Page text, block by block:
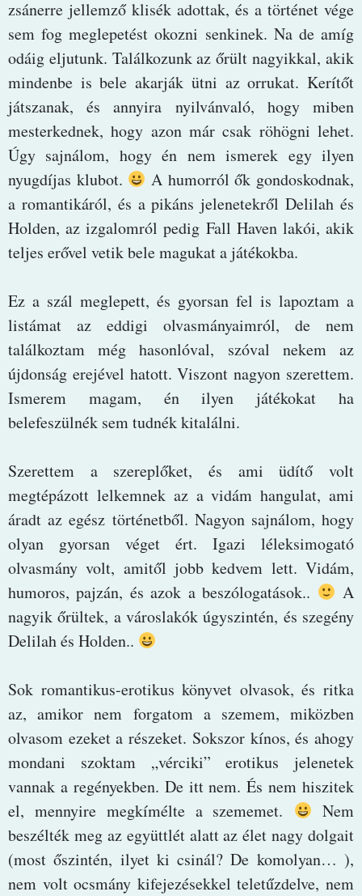
zsánerre jellemző klisék adottak, és a történet vége
sem fog meglepetést okozni senkinek. Na de amíg
odáig eljutunk. Találkozunk az őrült nagyikkal, akik
mindenbe is bele akarják ütni az orrukat. Kerítőt
játszanak, és annyira nyilvánvaló, hogy miben
mesterkednek, hogy azon már csak röhögni lehet.
Úgy sajnálom, hogy én nem ismerek egy ilyen
nyugdíjas klubot.
A humorról ők gondoskodnak,
a romantikáról, és a pikáns jelenetekről Delilah és
Holden, az izgalomról pedig Fall Haven lakói, akik
teljes erővel vetik bele magukat a játékokba.
Ez a szál meglepett, és gyorsan fel is lapoztam a
listámat az eddigi olvasmányaimról, de nem
találkoztam még hasonlóval, szóval nekem az
újdonság erejével hatott. Viszont nagyon szerettem.
Ismerem magam, én ilyen játékokat ha
belefeszülnék sem tudnék kitalálni.
Szerettem a szereplőket, és ami üdítő volt
megtépázott lelkemnek az a vidám hangulat, ami
áradt az egész történetből. Nagyon sajnálom, hogy
olyan gyorsan véget ért. Igazi léleksimogató
olvasmány volt, amitől jobb kedvem lett. Vidám,
humoros, pajzán, és azok a beszólogatások..
A
nagyik őrültek, a városlakók úgyszintén, és szegény
Delilah és Holden..
Sok romantikus-erotikus könyvet olvasok, és ritka
az, amikor nem forgatom a szemem, miközben
olvasom ezeket a részeket. Sokszor kínos, és ahogy
mondani szoktam „vérciki” erotikus jelenetek
vannak a regényekben. De itt nem. És nem hiszitek
el, mennyire megkímélte a szememet.
Nem
beszélték meg az együttlét alatt az élet nagy dolgait
(most őszintén, ilyet ki csinál? De komolyan… ),
nem volt ocsmány kifejezésekkel teletűzdelve, nem